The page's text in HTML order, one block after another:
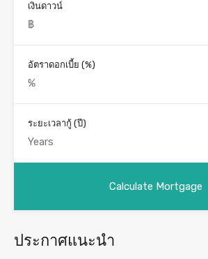
เงินดาวน์
อัตราดอกเบี้ย (%)
ระยะเวลากู้ (ปี)
ประกาศแนะนำ